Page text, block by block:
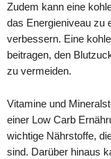
Zudem kann eine
das Energieniveau zu
verbessern. Eine
beitragen, den
zu vermeiden.
Vitamine und
einer Low Carb
wichtige Nährstoffe,
sind. Darüber hinaus